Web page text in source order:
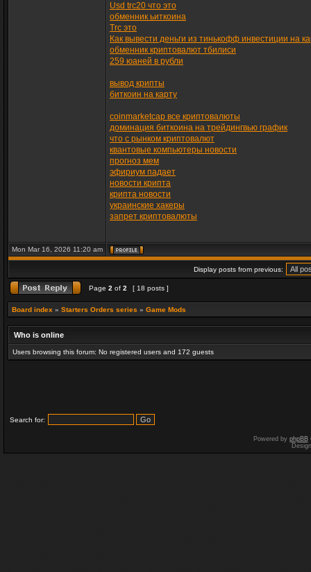
Usd trc20 что это
обменник ьиткоина
Trc это
Как вывести деньги из тинькофф инвестиции на
обменник криптовалют тбилиси
259 юаней в рубли
вывод крипты
биткоин на карту
coinmarketcap все криптовалюты
доминация биткоина на трейдингвью график
что с рынком криптовалют
квантовые компьютеры новости
прогноз мем
эфириум падает
новости крипта
крипта новости
украинские хакеры
запрет криптовалюты
Mon Mar 16, 2026 11:20 am
Display posts from previous:
Page 2 of 2 [ 18 posts ]
Board index » Starters Orders series » Game Mods
Who is online
Users browsing this forum: No registered users and 172 guests
Search for:
Powered by phpBB